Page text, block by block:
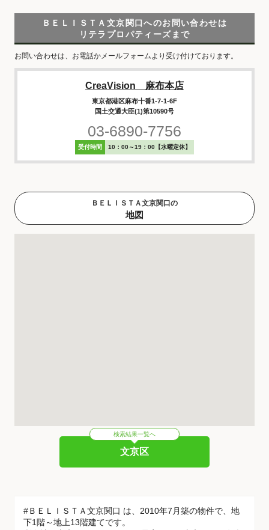
ＢＥＬＩＳＴＡ文京関口へのお問い合わせは
リテラプロパティーズまで
お問い合わせは、お電話かメールフォームより受け付けております。
CreaVision 麻布本店
東京都港区麻布十番1-7-1-6F
国土交通大臣(1)第10590号
03-6890-7756
受付時間 10：00～19：00【水曜定休】
ＢＥＬＩＳＴＡ文京関口の
地図
検索結果一覧へ
文京区
#ＢＥＬＩＳＴＡ文京関口 は、2010年7月築の物件で、地
下1階～地上13階建てです。